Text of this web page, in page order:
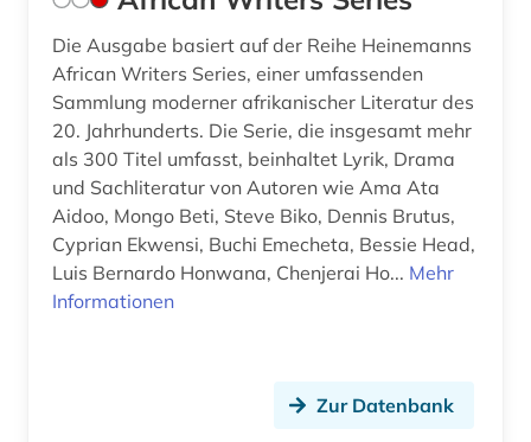
digitalisierung (1)
discovery service (1)
dissertation (3)
dokumentarfilm (1)
dolmetschen (3)
drama (11)
Die Ausgabe basiert auf der Reihe Heinemanns
African Writers Series, einer umfassenden
Sammlung moderner afrikanischer Literatur des
20. Jahrhunderts. Die Serie, die insgesamt mehr
als 300 Titel umfasst, beinhaltet Lyrik, Drama
und Sachliteratur von Autoren wie Ama Ata
Aidoo, Mongo Beti, Steve Biko, Dennis Brutus,
Cyprian Ekwensi, Buchi Emecheta, Bessie Head,
Luis Bernardo Honwana, Chenjerai Ho... Mehr
Informationen
Zur Datenbank